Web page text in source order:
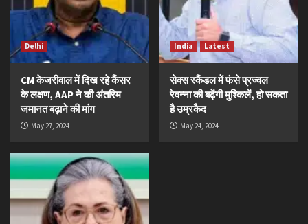
Delhi
CM केजरीवाल में दिख रहे कैंसर
के लक्षण, AAP ने की अंतरिम
जमानत बढ़ाने की मांग
May 27, 2024
India Latest
सेक्स स्कैंडल में फंसे प्रज्वल
रेवन्ना की बढ़ेंगी मुश्किलें, हो सकता
है उम्रकैद
May 24, 2024